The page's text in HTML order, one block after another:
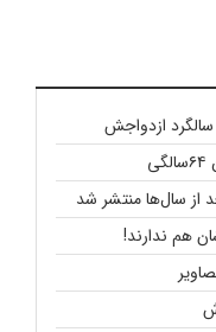
ازدواجش
از سال‌ها منتشر شد
هم ندارند!